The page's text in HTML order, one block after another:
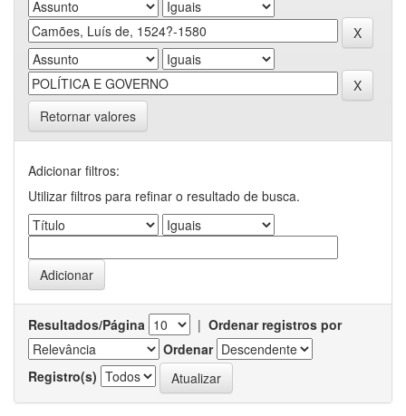
Retornar valores
Adicionar filtros:
Utilizar filtros para refinar o resultado de busca.
Resultados/Página | Ordenar registros por
Ordenar
Registro(s)